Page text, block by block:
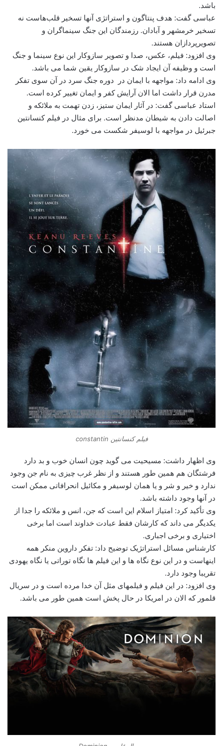
باشد.
عباسی گفت: هدف پنتاگون و استراتژی آنها تسخیر قلب‌هاست نه
تسخیر خرمشهر و آبادان. رزمندگان این جنگ سینماگران و
تصویرپردازان هستند.
وی افزود: فیلم، عکس، صدا و تصویر سازوکار این نوع سینما و جنگ
است و وظیفه آن ایجاد شک در سازوکار یقین شما می باشد.
وی ادامه داد: مواجهه با ایمان در دوره جنگ سرد در آن سوی تفکر
مدرن قرار داشت اما الان آرایش کفر و ایمان تغییر کرده است.
استاد عباسی گفت: در آثار ایمان ستیز، زدن تهمت به ملائکه و
اصالت دادن به شیطان مدنظر است. برای مثال در فیلم کنسانتین
جبرئیل در مواجهه با لوسیفر شکست می خورد.
فیلم کنسانتین constantin
وی اظهار داشت: مسیحیت می گوید چون انسان خوب و بد دارد
فرشتگان هم همین طور هستند و از نظر غرب چیزی به نام جن وجود
ندارد و خیر و شر و یا همان لوسیفر و مکائیل انحرافاتی ممکن است
در آنها وجود داشته باشد.
وی تأکید کرد: امتیاز اسلام این است که جن، انس و ملائکه را جدا از
یکدیگر می داند که کارشان فقط عبادت خداوند است اما برخی
اختیاری و برخی اجباری.
کارشناس مسائل استراتژیک توضیح داد: تفکر داروین منکر همه
اینهاست و در این نوع نگاه ها و این فیلم ها نگاه توراتی یا نگاه یهودی
تقریبا وجود دارد.
وی افزود: در این فیلم و فیلمهای مثل آن خدا مرده است و در سریال
قلمور که الان در امریکا در حال پخش است همین طور می باشد.